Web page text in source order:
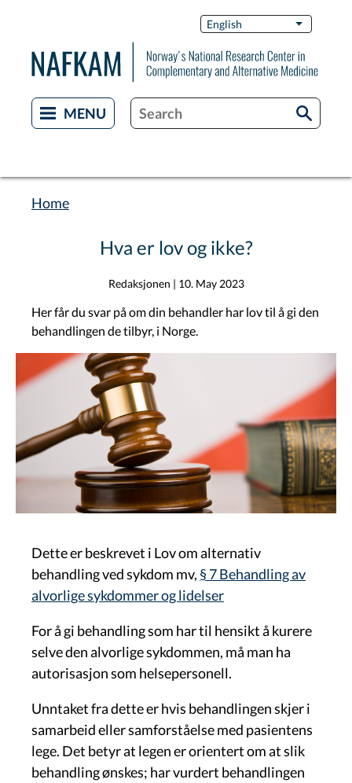
content
English List
Home
Hva er lov og ikke?
Redaksjonen | 10. May 2023
Her får du svar på om din behandler har lov til å gi den
behandlingen de tilbyr, i Norge.
Image
Dette er beskrevet i Lov om alternativ
behandling ved sykdom mv, § 7 Behandling av
alvorlige sykdommer og lidelser
For å gi behandling som har til hensikt å kurere
selve den alvorlige sykdommen, må man ha
autorisasjon som helsepersonell.
Unntaket fra dette er hvis behandlingen skjer i
samarbeid eller samforståelse med pasientens
lege. Det betyr at legen er orientert om at slik
behandling ønskes; har vurdert behandlingen